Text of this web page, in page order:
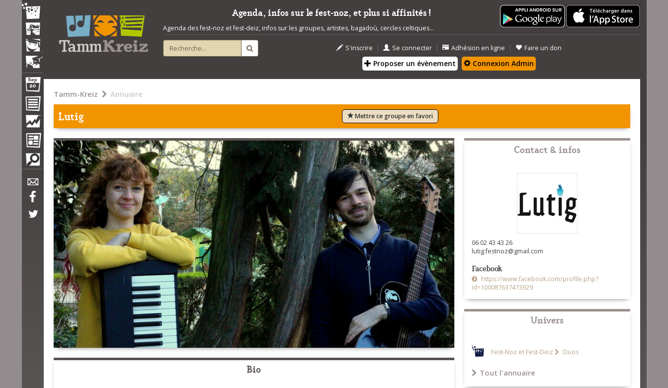
Agenda, infos sur le fest-noz, et plus si affinités !
Agenda des fest-noz et fest-deiz, infos sur les groupes, artistes, bagadoù, cercles celtiques...
S'inscrire | Se connecter | Adhésion en ligne | Faire un don
Proposer un évènement Connexion Admin
Tamm-Kreiz Annuaire
Lutig Mettre ce groupe en favori
Bio
Contact & infos
06 02 43 43 26
lutig.festnoz@gmail.com
Facebook
https://www.facebook.com/profile.php?
id=100087637473929
Univers
Fest-Noz et Fest-Deiz Duos
Tout l'annuaire